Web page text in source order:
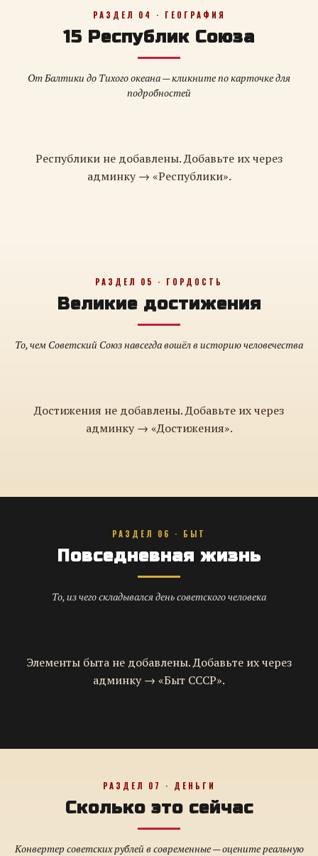
РАЗДЕЛ 04 · ГЕОГРАФИЯ
15 Республик Союза
От Балтики до Тихого океана — кликните по карточке для
подробностей
Республики не добавлены. Добавьте их через
админку → «Республики».
РАЗДЕЛ 05 · ГОРДОСТЬ
Великие достижения
То, чем Советский Союз навсегда вошёл в историю человечества
Достижения не добавлены. Добавьте их через
админку → «Достижения».
РАЗДЕЛ 06 · БЫТ
Повседневная жизнь
То, из чего складывался день советского человека
Элементы быта не добавлены. Добавьте их через
админку → «Быт СССР».
РАЗДЕЛ 07 · ДЕНЬГИ
Сколько это сейчас
Конвертер советских рублей в современные — оцените реальную